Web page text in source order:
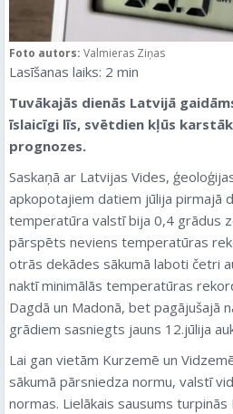
Foto autors: Valmieras Ziņas
Lasīšanas laiks: 2 min
Tuvākajās dienās Latvijā
īslaicīgi līs, svētdien kļūs
prognozes.
Saskaņā ar Latvijas Vides,
apkopotajiem datiem jūlija pirmajā
temperatūra valstī bija 0,4 grādus
pārspēts neviens temperatūras
otrās dekādes sākumā laboti četri
naktī minimālās temperatūras
Dagdā un Madonā, bet pagājušajā
grādiem sasniegts jauns 12.jūlija
Lai gan vietām Kurzemē un
sākumā pārsniedza normu, valstī
normas. Lielākais sausums turpinās